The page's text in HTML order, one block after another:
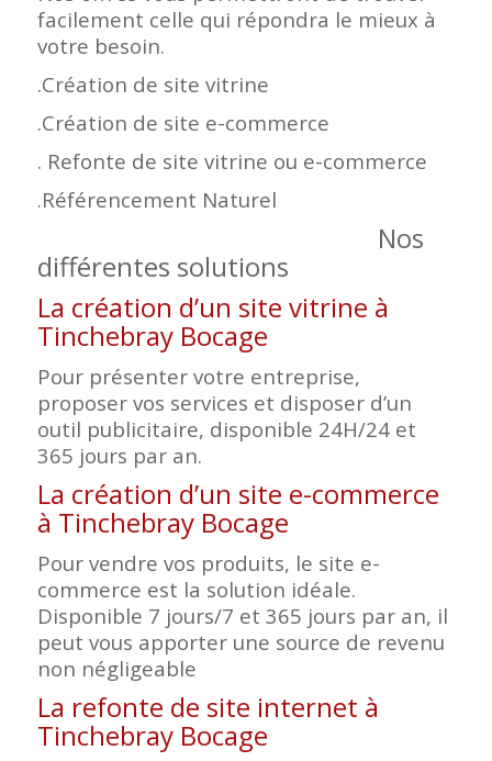
facilement celle qui répondra le mieux à
votre besoin.
.Création de site vitrine
.Création de site e-commerce
. Refonte de site vitrine ou e-commerce
.Référencement Naturel
Nos
différentes solutions
La création d’un site vitrine à
Tinchebray Bocage
Pour présenter votre entreprise,
proposer vos services et disposer d’un
outil publicitaire, disponible 24H/24 et
365 jours par an.
La création d’un site e-commerce
à Tinchebray Bocage
Pour vendre vos produits, le site e-
commerce est la solution idéale.
Disponible 7 jours/7 et 365 jours par an, il
peut vous apporter une source de revenu
non négligeable
La refonte de site internet à
Tinchebray Bocage